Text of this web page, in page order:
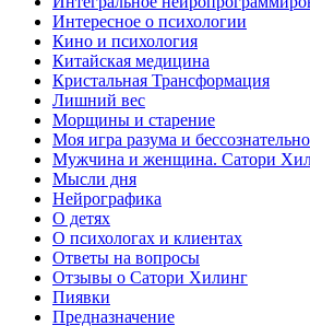
Интересное о психологии
Кино и психология
Китайская медицина
Кристальная Трансформация
Лишний вес
Морщины и старение
Моя игра разума и
Мужчина и женщина. Сатори
Мысли дня
Нейрографика
О детях
О психологах и клиентах
Ответы на вопросы
Отзывы о Сатори Хилинг
Пиявки
Предназначение